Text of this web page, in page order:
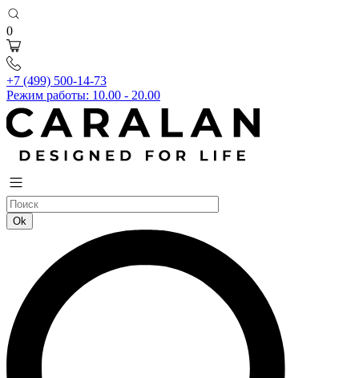
0
+7 (499) 500-14-73
Режим работы: 10.00 - 20.00